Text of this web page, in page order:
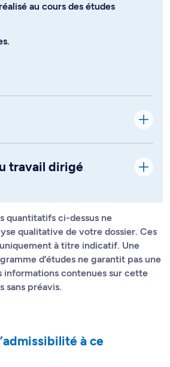
au cours des études
travail dirigé
quantitatifs ci-dessus ne
qualitative de votre dossier. Ces
à titre indicatif. Une
d’études ne garantit pas une
informations contenues sur cette
sans préavis.
à ce